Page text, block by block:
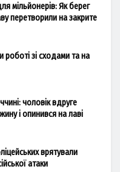
мільйонерів: Як берег
перетворили на закрите
роботі зі сходами та на
чоловік вдруге
і опинився на лаві
врятували
атаки